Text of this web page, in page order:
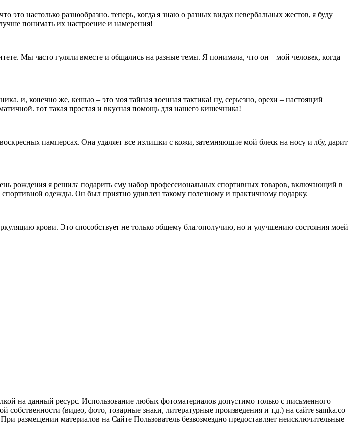
настолько разнообразно. теперь, когда я знаю о разных видах невербальных жестов, я буду
понимать их настроение и намерения!
Мы часто гуляли вместе и общались на разные темы. Я понимала, что он – мой человек, когда
и, конечно же, кешью – это моя тайная военная тактика! ну, серьезно, орехи – настоящий
вот такая простая и вкусная помощь для нашего кишечника!
памперсах. Она удаляет все излишки с кожи, затемняющие мой блеск на носу и лбу, дарит
рождения я решила подарить ему набор профессиональных спортивных товаров, включающий в
одежды. Он был приятно удивлен такому полезному и практичному подарку.
крови. Это способствует не только общему благополучию, но и улучшению состояния моей
на данный ресурс. Использование любых фотоматериалов допустимо только с письменного
(видео, фото, товарные знаки, литературные произведения и т.д.) на сайте samka.co
размещении материалов на Сайте Пользователь безвозмездно предоставляет неисключительные